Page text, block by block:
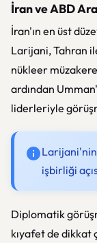
İran ve ABD
İran'ın en üst
Larijani, Tahran
nükleer
ardından
liderleriyle
işbirliği
Diplomatik
kıyafet de dikkat